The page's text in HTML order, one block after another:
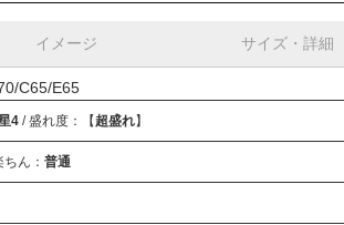
イメージ サイズ・詳細
C65/E65
4/ 盛れ度：【超盛れ】
ん： 普通